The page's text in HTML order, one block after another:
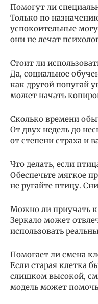
Помогут ли
Только по
успокоительные
они не лечат
Стоит ли
Да, социальное
как другой попугай
может начать
Сколько времени
От двух недель до
от степени страха и
Что делать, если
Обеспечьте мягкое
не ругайте птицу.
Можно ли приучать
Зеркало может
использовать
Помогает ли смена
Если старая клетка
слишком высокой,
модель может